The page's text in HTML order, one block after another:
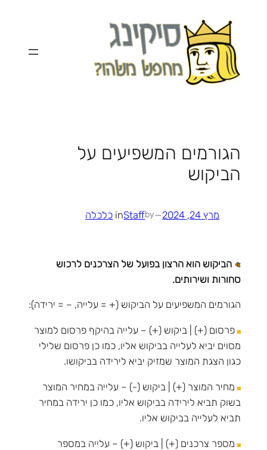
הגורמים המשפיעים על
הביקוש
מרץ 24, 2024 —
by
Staff
in כלכלה
הביקוש הוא הרצון בפועל של הצרכנים לרכוש
סחורות ושירותים.
הגורמים המשפיעים על הביקוש (+ = עלייה, – = ירידה):
פרסום (+) | ביקוש (+) – עלייה בהיקף פרסום למוצר
מסוים יביא לעלייה בביקוש אליו, כמו כן פרסום שלילי
כגון הצגת המוצר שמזיק יביא לירידה בביקושו.
מחיר המוצר (+) | ביקוש (-) – עלייה במחיר המוצר
בשוק תביא לירידה בביקוש אליו, כמו כן ירידה במחיר
תביא לעלייה בביקוש אליו.
מספר צרכנים (+) | ביקוש (+) – עלייה במספר